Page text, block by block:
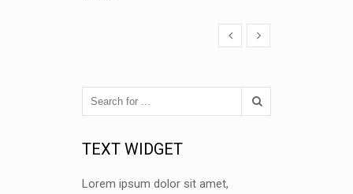
TEXT WIDGET
Lorem ipsum dolor sit amet,